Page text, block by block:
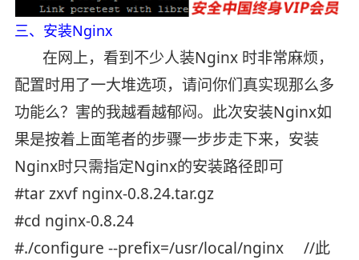
三、安装Nginx
在网上，看到不少人装Nginx 时非常麻烦，
配置时用了一大堆选项，请问你们真实现那么多
功能么？害的我越看越郁闷。此次安装Nginx如
果是按着上面笔者的步骤一步步走下来，安装
Nginx时只需指定Nginx的安装路径即可
#tar zxvf nginx-0.8.24.tar.gz
#cd nginx-0.8.24
#./configure --prefix=/usr/local/nginx //此